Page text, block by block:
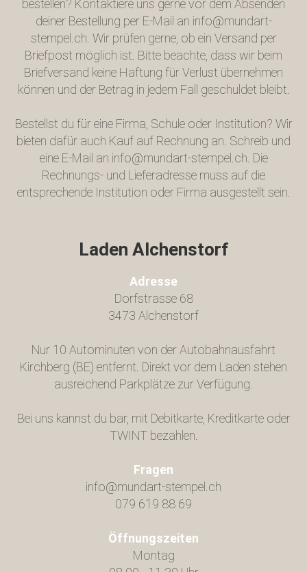
bestellen? Kontaktiere uns gerne vor dem Absenden
deiner Bestellung per E-Mail an info@mundart-
stempel.ch . Wir prüfen gerne, ob ein Versand per
Briefpost möglich ist. Bitte beachte, dass wir beim
Briefversand keine Haftung für Verlust übernehmen
können und der Betrag in jedem Fall geschuldet bleibt.
Bestellst du für eine Firma, Schule oder Institution? Wir
bieten dafür auch Kauf auf Rechnung an. Schreib und
eine E-Mail an info@mundart-stempel.ch. Die
Rechnungs- und Lieferadresse muss auf die
entsprechende Institution oder Firma ausgestellt sein.
Laden Alchenstorf
Adresse
Dorfstrasse 68
3473 Alchenstorf
Nur 10 Autominuten von der Autobahnausfahrt
Kirchberg (BE) entfernt. Direkt vor dem Laden stehen
ausreichend Parkplätze zur Verfügung.
Bei uns kannst du bar, mit Debitkarte, Kreditkarte oder
TWINT bezahlen.
Fragen
info@mundart-stempel.ch
079 619 88 69
Öffnungszeiten
Montag